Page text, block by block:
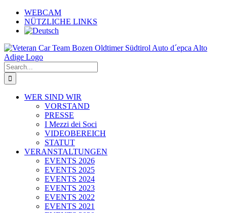
Skip
content
WEBCAM
NÜTZLICHE LINKS
Search
for:
WER SIND WIR
VORSTAND
PRESSE
I Mezzi dei Soci
VIDEOBEREICH
STATUT
VERANSTALTUNGEN
EVENTS 2026
EVENTS 2025
EVENTS 2024
EVENTS 2023
EVENTS 2022
EVENTS 2021